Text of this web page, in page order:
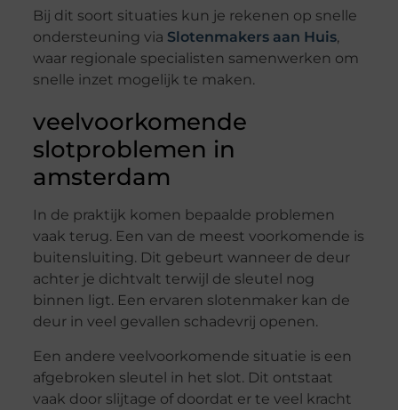
Bij dit soort situaties kun je rekenen op snelle
ondersteuning via Slotenmakers aan Huis,
waar regionale specialisten samenwerken om
snelle inzet mogelijk te maken.
veelvoorkomende
slotproblemen in
amsterdam
In de praktijk komen bepaalde problemen
vaak terug. Een van de meest voorkomende is
buitensluiting. Dit gebeurt wanneer de deur
achter je dichtvalt terwijl de sleutel nog
binnen ligt. Een ervaren slotenmaker kan de
deur in veel gevallen schadevrij openen.
Een andere veelvoorkomende situatie is een
afgebroken sleutel in het slot. Dit ontstaat
vaak door slijtage of doordat er te veel kracht